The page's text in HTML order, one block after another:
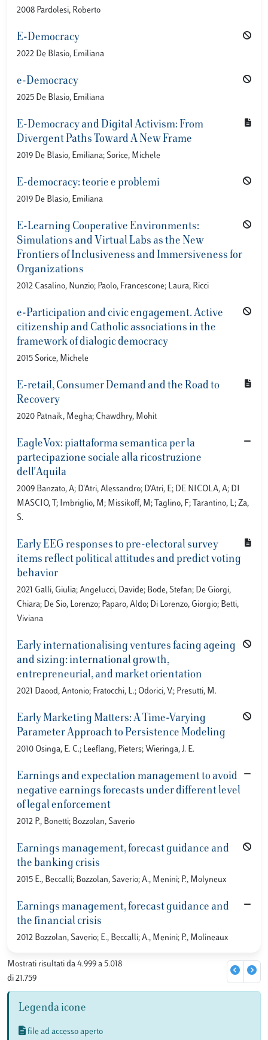
2008 Pardolesi, Roberto
E-Democracy
2022 De Blasio, Emiliana
e-Democracy
2025 De Blasio, Emiliana
E-Democracy and Digital Activism: From
Divergent Paths Toward A New Frame
2019 De Blasio, Emiliana; Sorice, Michele
E-democracy: teorie e problemi
2019 De Blasio, Emiliana
E-Learning Cooperative Environments:
Simulations and Virtual Labs as the New
Frontiers of Inclusiveness and Immersiveness for
Organizations
2012 Casalino, Nunzio; Paolo, Francescone; Laura, Ricci
e-Participation and civic engagement. Active
citizenship and Catholic associations in the
framework of dialogic democracy
2015 Sorice, Michele
E-retail, Consumer Demand and the Road to
Recovery
2020 Patnaik, Megha; Chawdhry, Mohit
EagleVox: piattaforma semantica per la
partecipazione sociale alla ricostruzione
dell'Aquila
2009 Banzato, A; D'Atri, Alessandro; D'Atri, E; DE NICOLA, A; DI
MASCIO, T; Imbriglio, M; Missikoff, M; Taglino, F; Tarantino, L; Za,
S.
Early EEG responses to pre-electoral survey
items reflect political attitudes and predict voting
behavior
2021 Galli, Giulia; Angelucci, Davide; Bode, Stefan; De Giorgi,
Chiara; De Sio, Lorenzo; Paparo, Aldo; Di Lorenzo, Giorgio; Betti,
Viviana
Early internationalising ventures facing ageing
and sizing: international growth,
entrepreneurial, and market orientation
2021 Daood, Antonio; Fratocchi, L.; Odorici, V.; Presutti, M.
Early Marketing Matters: A Time-Varying
Parameter Approach to Persistence Modeling
2010 Osinga, E. C.; Leeflang, Pieters; Wieringa, J. E.
Earnings and expectation management to avoid
negative earnings forecasts under different level
of legal enforcement
2012 P., Bonetti; Bozzolan, Saverio
Earnings management, forecast guidance and
the banking crisis
2015 E., Beccalli; Bozzolan, Saverio; A., Menini; P., Molyneux
Earnings management, forecast guidance and
the financial crisis
2012 Bozzolan, Saverio; E., Beccalli; A., Menini; P., Molineaux
Mostrati risultati da 4.999 a 5.018
di 21.759
Legenda icone
file ad accesso aperto